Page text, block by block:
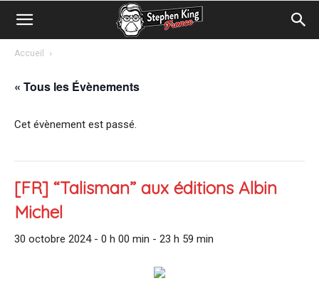
Accueil
« Tous les Évènements
Cet évènement est passé.
[FR] “Talisman” aux éditions Albin
Michel
30 octobre 2024 - 0 h 00 min - 23 h 59 min